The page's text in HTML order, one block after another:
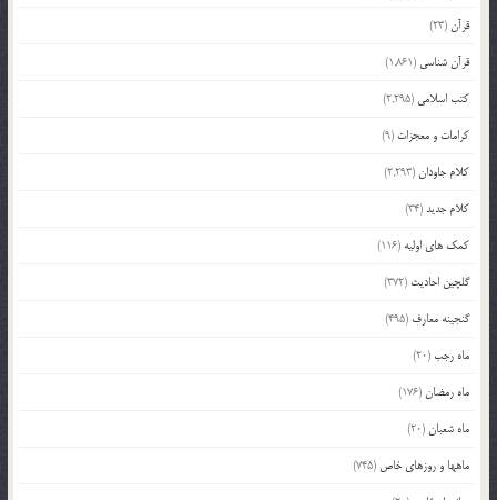
قرآن(23)
قرآن شناسی (1,861)
کتب اسلامی (2,295)
کرامات و معجزات (9)
کلام جاودان(2,293)
کلام جدید(34)
کمک های اولیه (116)
گلچین احادیث (372)
گنجینه معارف (495)
ماه رجب(20)
ماه رمضان(176)
ماه شعبان(20)
ماهها و روزهای خاص (745)